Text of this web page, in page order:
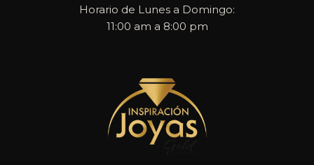
Horario de Lunes a Domingo:
11:00 am a 8:00 pm